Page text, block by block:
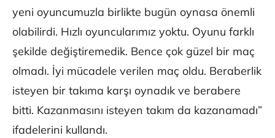
yeni oyuncumuzla birlikte bugün oynasa önemli
olabilirdi. Hızlı oyuncularımız yoktu. Oyunu farklı
şekilde değiştiremedik. Bence çok güzel bir maç
olmadı. İyi mücadele verilen maç oldu. Beraberlik
isteyen bir takıma karşı oynadık ve berabere
bitti. Kazanmasını isteyen takım da kazanamadı”
ifadelerini kullandı.